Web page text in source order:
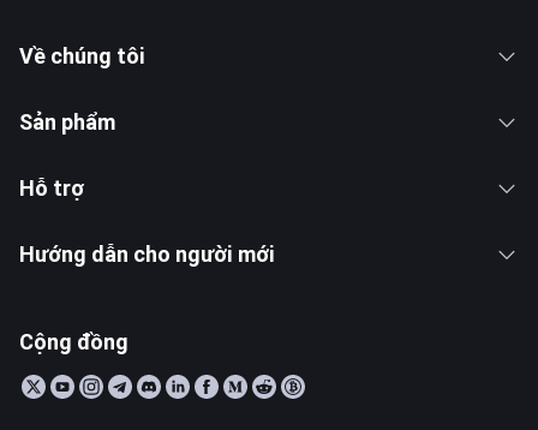
Về chúng tôi
Sản phẩm
Hỗ trợ
Hướng dẫn cho người mới
Cộng đồng